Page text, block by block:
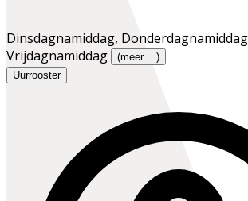
Dinsdagnamiddag, Donderdagnamiddag
Vrijdagnamiddag
(meer ...)
Uurrooster